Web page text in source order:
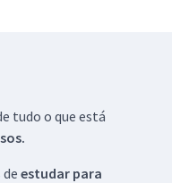
tudo o que está
estudar para